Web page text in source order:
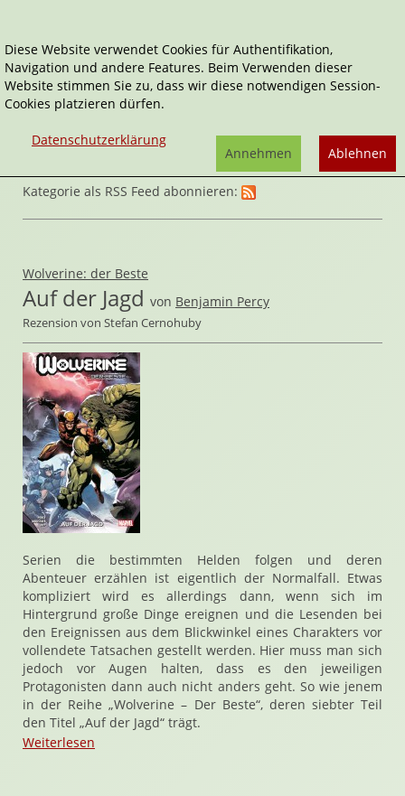
Home Comics Superhelden
Kategorie als RSS Feed abonnieren:
Wolverine: der Beste
Auf der Jagd von Benjamin Percy
Rezension von Stefan Cernohuby
Serien die bestimmten Helden folgen und deren
Abenteuer erzählen ist eigentlich der Normalfall. Etwas
kompliziert wird es allerdings dann, wenn sich im
Hintergrund große Dinge ereignen und die Lesenden bei
den Ereignissen aus dem Blickwinkel eines Charakters vor
vollendete Tatsachen gestellt werden. Hier muss man sich
jedoch vor Augen halten, dass es den jeweiligen
Protagonisten dann auch nicht anders geht. So wie jenem
in der Reihe „Wolverine – Der Beste“, deren siebter Teil
den Titel „Auf der Jagd“ trägt.
Weiterlesen
Diese Website verwendet Cookies für Authentifikation,
Navigation und andere Features. Beim Verwenden dieser
Website stimmen Sie zu, dass wir diese notwendigen Session-
Cookies platzieren dürfen.
Datenschutzerklärung
Ablehnen
Annehmen